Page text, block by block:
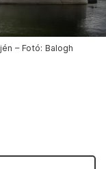
– Fotó: Balogh